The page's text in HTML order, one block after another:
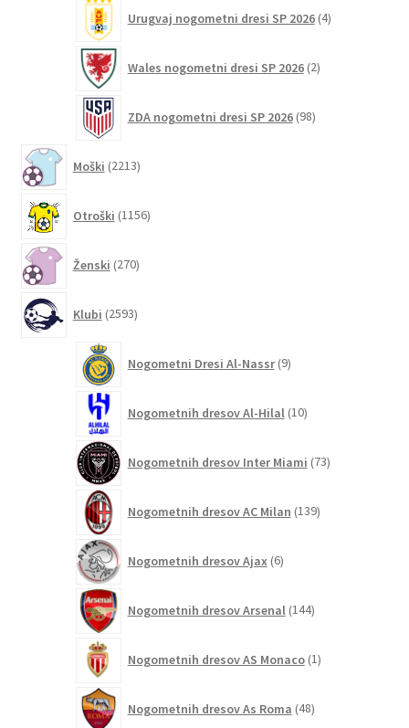
Urugvaj nogometni dresi SP 2026 4izdelki
Wales nogometni dresi SP 2026 2izdelka
ZDA nogometni dresi SP 2026 98izdelkov
Moški 2213izdelkov
Otroški 1156izdelkov
Ženski 270izdelkov
Klubi 2593izdelkov
Nogometni Dresi Al-Nassr 9izdelkov
Nogometnih dresov Al-Hilal 10izdelkov
Nogometnih dresov Inter Miami 73izdelkov
Nogometnih dresov AC Milan 139izdelkov
Nogometnih dresov Ajax 6izdelkov
Nogometnih dresov Arsenal 144izdelkov
Nogometnih dresov AS Monaco 1izdelek
Nogometnih dresov As Roma 48izdelkov